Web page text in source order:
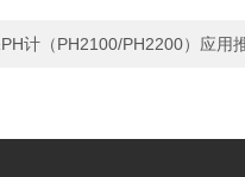
计（PH2100/PH2200）应用